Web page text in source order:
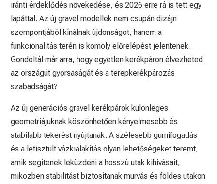
iránti érdeklődés növekedése, és 2026 erre rá is tett egy
lapáttal. Az új gravel modellek nem csupán dizájn
szempontjából kínálnak újdonságot, hanem a
funkcionalitás terén is komoly előrelépést jelentenek.
Gondoltál már arra, hogy egyetlen kerékpáron élvezheted
az országút gyorsaságát és a terepkerékpározás
szabadságát?
Az új generációs gravel kerékpárok különleges
geometriájuknak köszönhetően kényelmesebb és
stabilabb tekerést nyújtanak. A szélesebb gumifogadás
és a letisztult vázkialakítás olyan lehetőségeket teremt,
amik segítenek leküzdeni a hosszú utak kihívásait,
miközben stabilitást biztosítanak murvás és földes utakon